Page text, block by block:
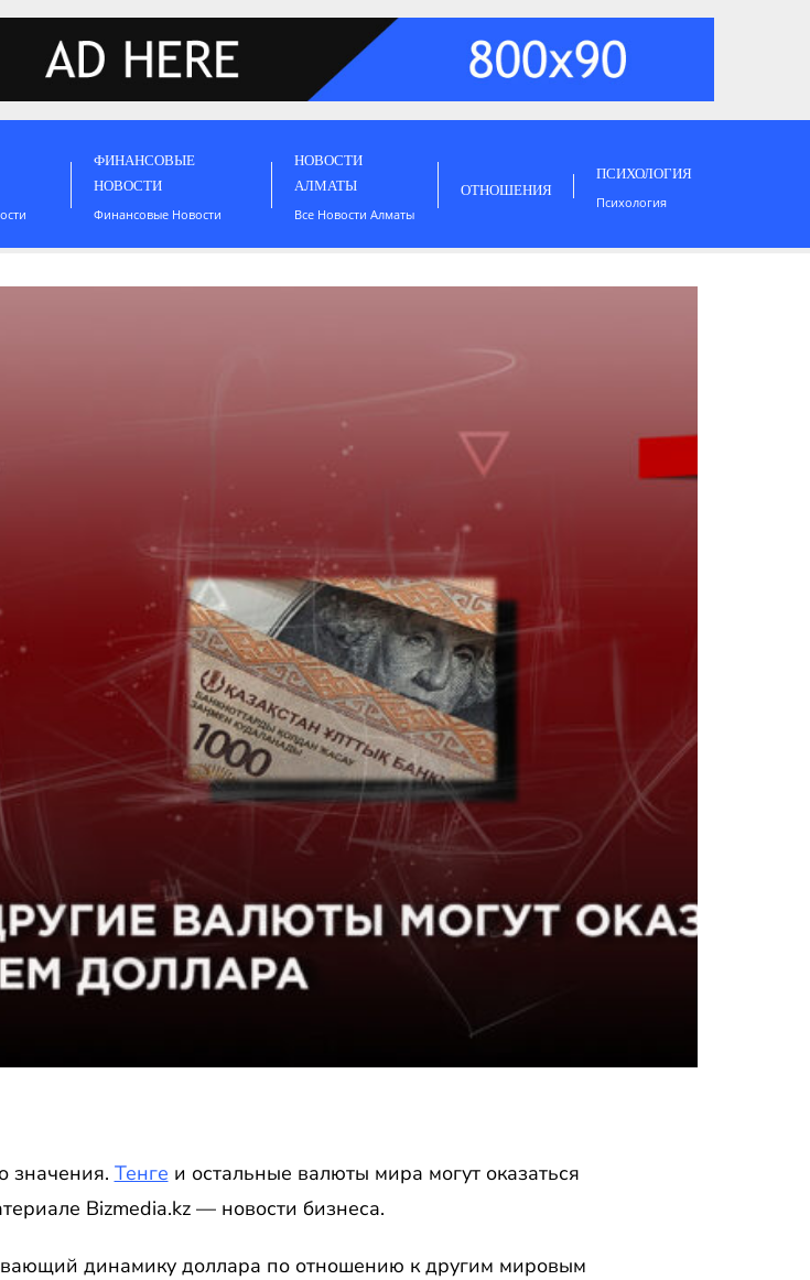
ФИНАНСОВЫЕ
НОВОСТИ
Финансовые Новости
НОВОСТИ
АЛМАТЫ
Все Новости Алматы
ОТНОШЕНИЯ
ПСИХОЛОГИЯ
Психология
значения. Тенге и остальные валюты мира могут оказаться
Bizmedia.kz — новости бизнеса.
динамику доллара по отношению к другим мировым